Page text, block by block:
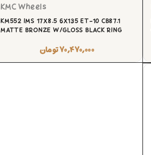
KMC Wheels
KM552 IMS 17X8.5 6X135 ET-10 CB87.1
MATTE BRONZE W/GLOSS BLACK RING
۷۰,۴۷۰,۰۰۰تومان